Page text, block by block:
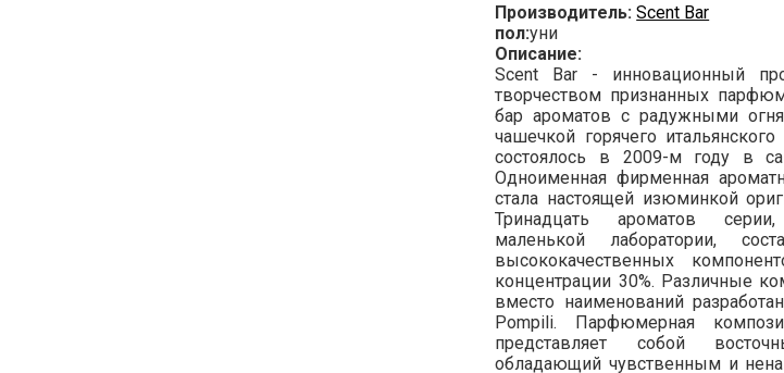
Производитель: Scent Bar
пол:уни
Описание:
Scent Bar - инновационный
творчеством признанных
бар ароматов с радужными
чашечкой горячего
состоялось в 2009-м году в
Одноименная фирменная
стала настоящей изюминкой
Тринадцать ароматов
маленькой лаборатории,
высококачественных
концентрации 30%. Различные
вместо наименований
Pompili. Парфюмерная
представляет собой
обладающий чувственным и